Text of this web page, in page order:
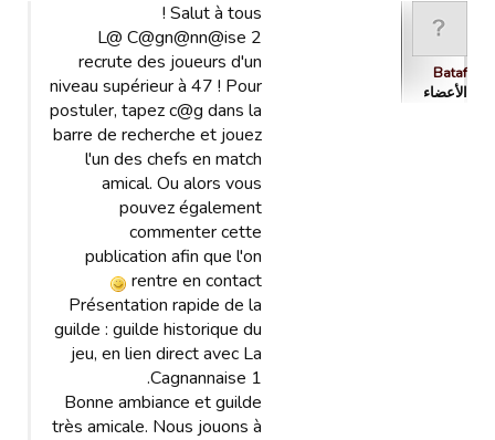
Bataf
الأعضاء
Salut à tous !
L@ C@gn@nn@ise 2
recrute des joueurs d'un
niveau supérieur à 47 ! Pour
postuler, tapez c@g dans la
barre de recherche et jouez
l'un des chefs en match
amical. Ou alors vous
pouvez également
commenter cette
publication afin que l'on
rentre en contact
Présentation rapide de la
guilde : guilde historique du
jeu, en lien direct avec La
Cagnannaise 1.
Bonne ambiance et guilde
très amicale. Nous jouons à